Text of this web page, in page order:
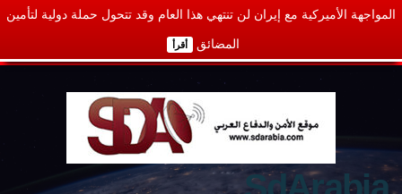
المواجهة الأميركية مع إيران لن تنتهي هذا العام وقد تتحول حملة دولية لتأمين
المضائق أقرأ